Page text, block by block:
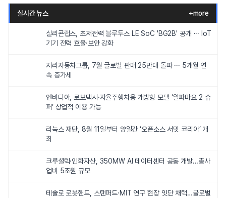
실시간 뉴스 +more
실리콘랩스, 초저전력 블루투스 LE SoC 'BG2B' 공개 ··· IoT
기기 전력 효율·보안 강화
지리자동차그룹, 7월 글로벌 판매 25만대 돌파 ··· 5개월 연
속 증가세
엔비디아, 로보택시·자율주행차용 개방형 모델 ‘알파마요 2 슈
퍼’ 상업적 이용 가능
리눅스 재단, 8월 11일부터 양일간 ‘오픈소스 서밋 코리아’ 개
최
크루셜텍·인화자산, 350MW AI 데이터센터 공동 개발…총사
업비 5조원 규모
테솔로 로봇핸드, 스탠퍼드·MIT 연구 현장 잇단 채택…글로벌